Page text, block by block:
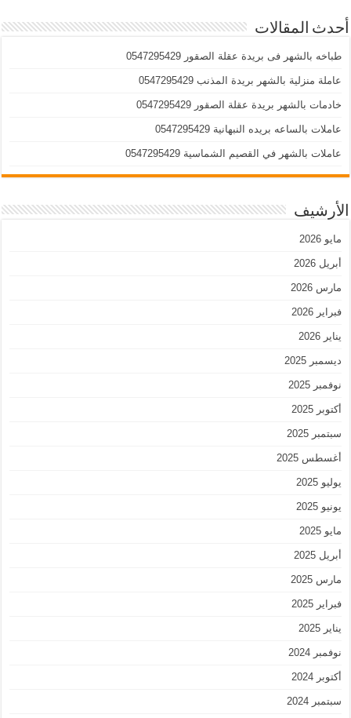
أحدث المقالات
طباخه بالشهر فى بريدة عقلة الصقور 0547295429
عاملة منزلية بالشهر بريدة المذنب 0547295429
خادمات بالشهر بريدة عقلة الصقور 0547295429
عاملات بالساعه بريده النبهانية 0547295429
عاملات بالشهر في القصيم الشماسية 0547295429
الأرشيف
مايو 2026
أبريل 2026
مارس 2026
فبراير 2026
يناير 2026
ديسمبر 2025
نوفمبر 2025
أكتوبر 2025
سبتمبر 2025
أغسطس 2025
يوليو 2025
يونيو 2025
مايو 2025
أبريل 2025
مارس 2025
فبراير 2025
يناير 2025
نوفمبر 2024
أكتوبر 2024
سبتمبر 2024